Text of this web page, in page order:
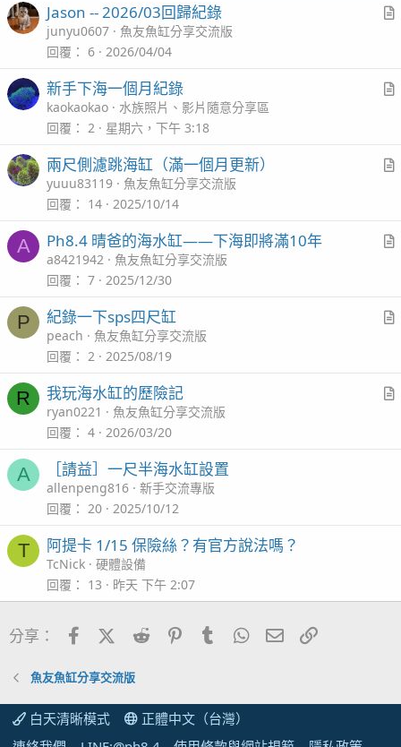
c
Jason -- 2026/03回歸紀錄
junyu0607
魚友魚缸分享交流版
回覆
6 2026/04/04
c
新手下海一個月紀錄
kaokaokao
水族照片、影片隨意分享區
回覆
2 星期六，下午 3:18
c
兩尺側濾跳海缸（滿一個月更新）
yuuu83119
魚友魚缸分享交流版
回覆
14 2025/10/14
A
c
Ph8.4 晴爸的海水缸——下海即將滿10年
a8421942
魚友魚缸分享交流版
回覆
7 2025/12/30
P
c
紀錄一下sps四尺缸
peach
魚友魚缸分享交流版
回覆
2 2025/08/19
R 我玩海水缸的歷險記
ryan0221
魚友魚缸分享交流版
回覆
4 2026/03/20
A ［請益］一尺半海水缸設置
allenpeng816
新手交流專版
回覆
20 2025/10/12
T 阿提卡 1/15 保險絲？有官方說法嗎？
TcNick
硬體設備
回覆
13 昨天 下午 2:07
分享： FacebookX (Twitter)
Reddit PinterestTumblrWhatsApp電子郵件
魚友魚缸分享交流版
白天清晰模式
正體中文（台灣）